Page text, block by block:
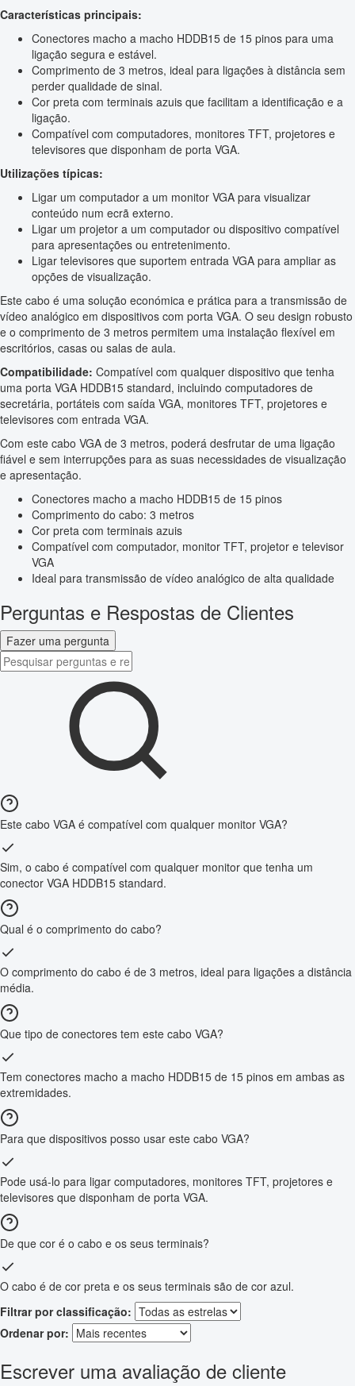
Características principais:
Conectores macho a macho HDDB15 de 15 pinos para uma
ligação segura e estável.
Comprimento de 3 metros, ideal para ligações à distância sem
perder qualidade de sinal.
Cor preta com terminais azuis que facilitam a identificação e a
ligação.
Compatível com computadores, monitores TFT, projetores e
televisores que disponham de porta VGA.
Utilizações típicas:
Ligar um computador a um monitor VGA para visualizar
conteúdo num ecrã externo.
Ligar um projetor a um computador ou dispositivo compatível
para apresentações ou entretenimento.
Ligar televisores que suportem entrada VGA para ampliar as
opções de visualização.
Este cabo é uma solução económica e prática para a transmissão de
vídeo analógico em dispositivos com porta VGA. O seu design robusto
e o comprimento de 3 metros permitem uma instalação flexível em
escritórios, casas ou salas de aula.
Compatibilidade: Compatível com qualquer dispositivo que tenha
uma porta VGA HDDB15 standard, incluindo computadores de
secretária, portáteis com saída VGA, monitores TFT, projetores e
televisores com entrada VGA.
Com este cabo VGA de 3 metros, poderá desfrutar de uma ligação
fiável e sem interrupções para as suas necessidades de visualização
e apresentação.
Conectores macho a macho HDDB15 de 15 pinos
Comprimento do cabo: 3 metros
Cor preta com terminais azuis
Compatível com computador, monitor TFT, projetor e televisor
VGA
Ideal para transmissão de vídeo analógico de alta qualidade
Perguntas e Respostas de Clientes
Fazer uma pergunta
Este cabo VGA é compatível com qualquer monitor VGA?
Sim, o cabo é compatível com qualquer monitor que tenha um
conector VGA HDDB15 standard.
Qual é o comprimento do cabo?
O comprimento do cabo é de 3 metros, ideal para ligações a distância
média.
Que tipo de conectores tem este cabo VGA?
Tem conectores macho a macho HDDB15 de 15 pinos em ambas as
extremidades.
Para que dispositivos posso usar este cabo VGA?
Pode usá-lo para ligar computadores, monitores TFT, projetores e
televisores que disponham de porta VGA.
De que cor é o cabo e os seus terminais?
O cabo é de cor preta e os seus terminais são de cor azul.
Filtrar por classificação:
Ordenar por:
Escrever uma avaliação de cliente